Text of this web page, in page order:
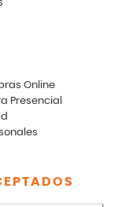
Online
Presencial